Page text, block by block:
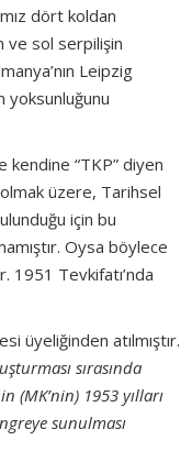
dört koldan
ve sol serpilişin
Leipzig
yoksunluğunu
kendine “TKP” diyen
üzere, Tarihsel
için bu
Oysa böylece
1951 Tevkifatı’nda
üyeliğinden atılmıştır.
sırasında
(MK’nin) 1953 yılları
sunulması